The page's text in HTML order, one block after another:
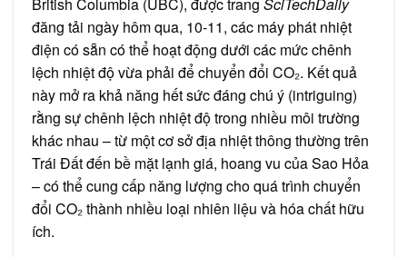
British Columbia (UBC), được trang SciTechDaily
đăng tải ngày hôm qua, 10-11, các máy phát nhiệt
điện có sẵn có thể hoạt động dưới các mức chênh
lệch nhiệt độ vừa phải để chuyển đổi CO₂. Kết quả
này mở ra khả năng hết sức đáng chú ý (intriguing)
rằng sự chênh lệch nhiệt độ trong nhiều môi trường
khác nhau – từ một cơ sở địa nhiệt thông thường trên
Trái Đất đến bề mặt lạnh giá, hoang vu của Sao Hỏa
– có thể cung cấp năng lượng cho quá trình chuyển
đổi CO₂ thành nhiều loại nhiên liệu và hóa chất hữu
ích.